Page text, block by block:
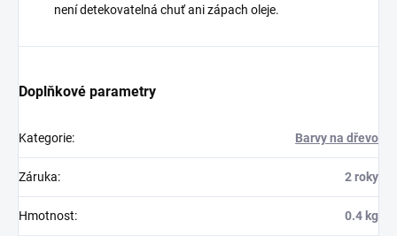
není detekovatelná chuť ani zápach oleje.
Doplňkové parametry
Kategorie: Barvy na dřevo
Záruka: 2 roky
Hmotnost: 0.4 kg